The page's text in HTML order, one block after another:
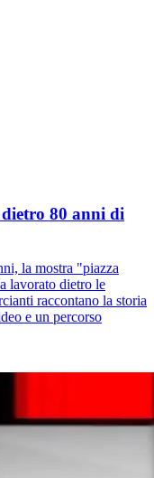
80 anni di
la mostra "piazza
lavorato dietro le
raccontano la storia
e un percorso